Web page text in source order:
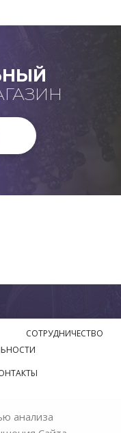
СОТРУДНИЧЕСТВО
производителя
анализа